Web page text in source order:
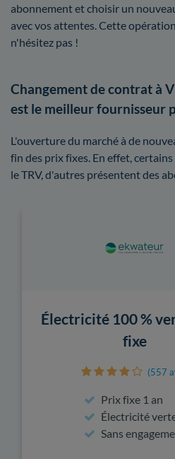
abonnement et choisir un
avec vos attentes. Cette
n'hésitez pas !
Changement de contrat à
est le meilleur fournisseur
L'ouverture du marché à de
fin des prix fixes. En effet,
le TRV, d'autres présentent des
Électricité 100 %
fixe
(557
Prix fixe 1 an
Électricité
Sans